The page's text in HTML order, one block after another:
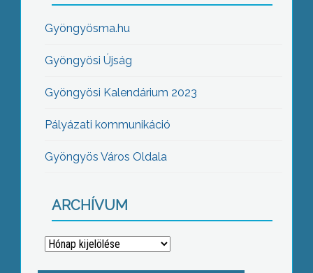
Gyöngyösma.hu
Gyöngyösi Újság
Gyöngyösi Kalendárium 2023
Pályázati kommunikáció
Gyöngyös Város Oldala
ARCHÍVUM
Archívum